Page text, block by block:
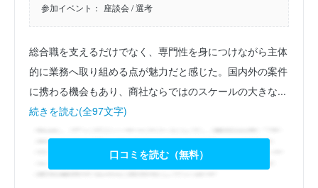
参加イベント： 座談会/ 選考
総合職を支えるだけでなく、専門性を身につけながら主体
的に業務へ取り組める点が魅力だと感じた。国内外の案件
に携わる機会もあり、商社ならではのスケールの大きな...
続きを読む(全97文字)
口コミを読む（無料）